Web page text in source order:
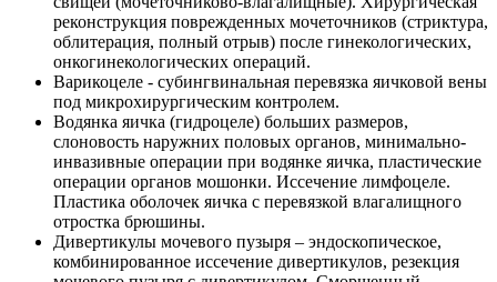
реконструкция поврежденных мочеточников (стриктура,
облитерация, полный отрыв) после гинекологических,
онкогинекологических операций.
Варикоцеле - субингвинальная перевязка яичковой вены
под микрохирургическим контролем.
Водянка яичка (гидроцеле) больших размеров,
слоновость наружних половых органов, минимально-
инвазивные операции при водянке яичка, пластические
операции органов мошонки. Иссечение лимфоцеле.
Пластика оболочек яичка с перевязкой влагалищного
отростка брюшины.
Дивертикулы мочевого пузыря – эндоскопическое,
комбинированное иссечение дивертикулов, резекция